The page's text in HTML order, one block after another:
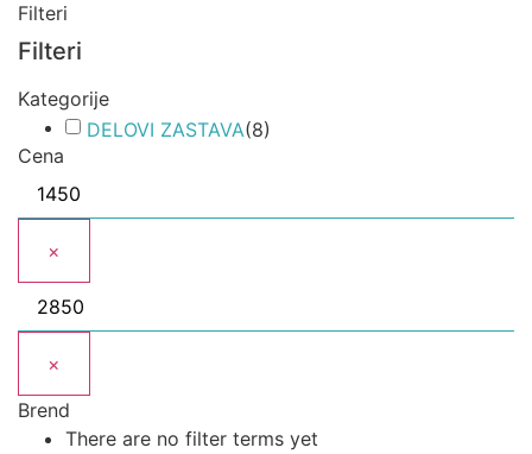
Filteri
Filteri
Kategorije
DELOVI ZASTAVA(8)
Cena
×
×
Brend
There are no filter terms yet